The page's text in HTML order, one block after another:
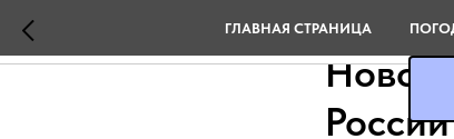
Дамба
России
ГЛАВНАЯ СТРАНИЦА